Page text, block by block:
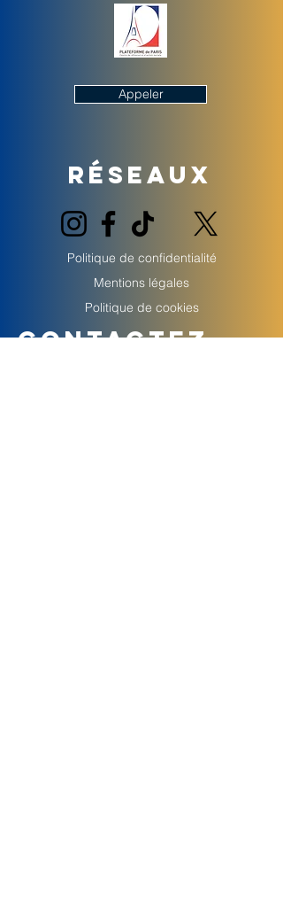
Appeler
Réseaux
Politique de confidentialité
Mentions légales
Politique de cookies
Contactez-